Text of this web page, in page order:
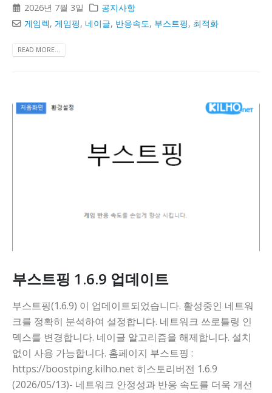
2026년 7월 3일
공지사항
게임렉,게임핑, 네이글, 반응속도, 부스트핑, 최적화
READ MORE...
부스트핑 1.6.9 업데이트
부스트핑(1.6.9) 이 업데이트되었습니다. 활성중인 네트워
크를 정확히 분석하여 설정합니다. 네트워크 쓰로틀링 인
덱스를 변경합니다. 네이글 알고리즘을 해제합니다. 설치
없이 사용 가능합니다. 홈페이지 부스트핑 :
https://boostping.kilho.net 히스토리버전 1.6.9
(2026/05/13)- 네트워크 안정성과 반응 속도를 더욱 개선